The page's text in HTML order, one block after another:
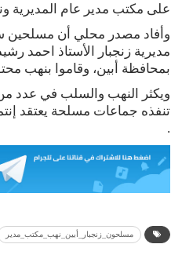
على مكتب مدير عام المديرية
وأفاد مصدر محلي أن
مديرية زنجبار الأستاذ احمد
بمحافظة أبين، وقاموا بنهب
ويكثر النهب والسلب في عدد
تنفذه جماعات مسلحة يعتقد
.
مسلحون_زنجبار_أبين_نهب_مكتب_مدير